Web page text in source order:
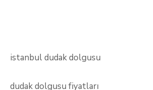
istanbul dudak dolgusu
dudak dolgusu fiyatları